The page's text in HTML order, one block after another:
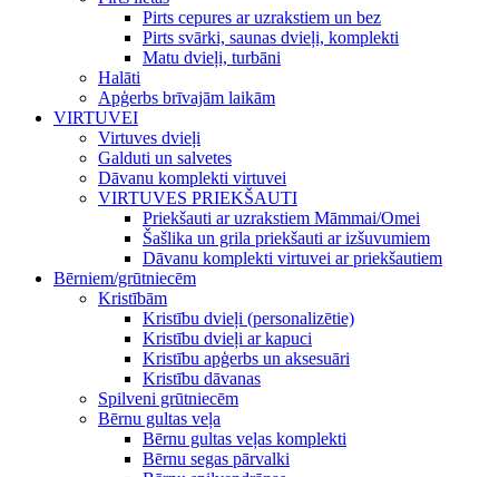
Pirts cepures ar uzrakstiem un bez
Pirts svārki, saunas dvieļi, komplekti
Matu dvieļi, turbāni
Halāti
Apģerbs brīvajām laikām
VIRTUVEI
Virtuves dvieļi
Galduti un salvetes
Dāvanu komplekti virtuvei
VIRTUVES PRIEKŠAUTI
Priekšauti ar uzrakstiem Māmmai/Omei
Šašlika un grila priekšauti ar izšuvumiem
Dāvanu komplekti virtuvei ar priekšautiem
Bērniem/grūtniecēm
Kristībām
Kristību dvieļi (personalizētie)
Kristību dvieļi ar kapuci
Kristību apģerbs un aksesuāri
Kristību dāvanas
Spilveni grūtniecēm
Bērnu gultas veļa
Bērnu gultas veļas komplekti
Bērnu segas pārvalki